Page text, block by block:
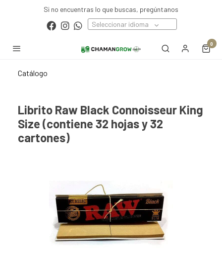
Si no encuentras lo que buscas, pregúntanos
Seleccionar idioma
0
Catálogo
Librito Raw Black Connoisseur King
Size (contiene 32 hojas y 32
cartones)